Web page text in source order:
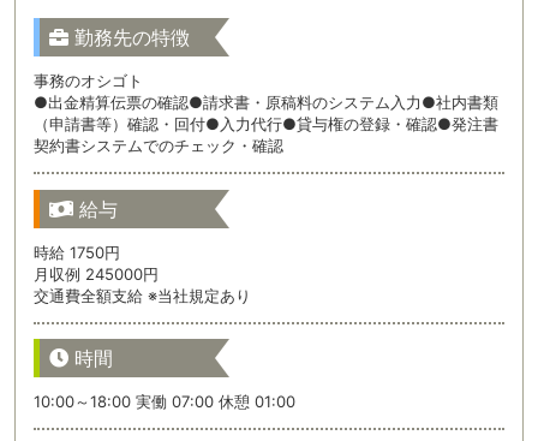
勤務先の特徴
事務のオシゴト
●出金精算伝票の確認●請求書・原稿料のシステム入力●社内書類
（申請書等）確認・回付●入力代行●貸与権の登録・確認●発注書
契約書システムでのチェック・確認
給与
時給 1750円
月収例 245000円
交通費全額支給 ※当社規定あり
時間
10:00～18:00 実働 07:00 休憩 01:00